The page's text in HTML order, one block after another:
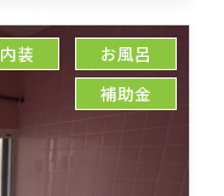
内装
お風呂
補助金